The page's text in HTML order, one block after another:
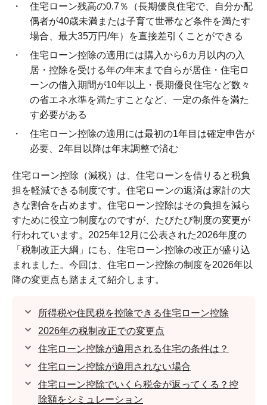
住宅ローン残高の0.7％（長期優良住宅で、自分か配
偶者が40歳未満または子育て世帯など条件を満たす
場合、最大35万円/年）を直接差引くことができる
住宅ローン控除の適用には購入から6カ月以内の入
居・控除を受ける年の年末まで自らが居住・住宅ロ
ーンの借入期間が10年以上・長期優良住宅など数々
の省エネ水準を満たすことなど、一定の条件を満た
す必要がある
住宅ローン控除の適用には最初の1年目は確定申告が
必要、2年目以降は年末調整で済む
住宅ローン控除（減税）は、住宅ローンを借りると税負
担を軽減できる制度です。住宅ローンの返済は家計の大
きな割合を占めます。住宅ローン控除はその負担を減ら
すために役立つ制度なのですが、たびたび制度の変更が
行われています。2025年12月に公表された2026年度の
「税制改正大綱」にも、住宅ローン控除の改正が盛り込
まれました。今回は、住宅ローン控除の制度を2026年以
降の変更点も踏まえて紹介します。
所得税や住民税を控除できる住宅ローン控除
2026年の税制改正での変更点
住宅ローン控除が適用される住宅の条件は？
住宅ローン控除が適用されない場合
住宅ローン控除でいくら税金が返ってくる？控
除額をシミュレーション